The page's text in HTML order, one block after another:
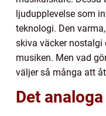
ljudupplevelse som
teknologi. Den
skiva väcker
musiken. Men vad
väljer så många att
Det